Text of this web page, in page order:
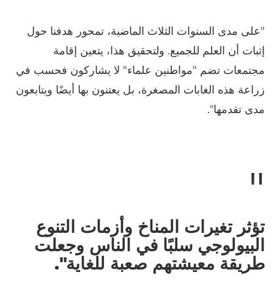
"على مدى السنوات الثلاث الماضية، تمحور هدفنا حول
إثبات أن العلم للجميع. ولتحقيق هذا، يتعين إقامة
مجتمعات تضم "مواطنين علماء" لا يشاركون فحسب في
زراعة هذه الغابات المصغرة، بل يعتنون بها أيضًا ويتابعون
مدى تقدمها".
تؤثر تغيرات المناخ وأزمات التنوع
البيولوجي سلبًا في الناس وجعلت
طريقة معيشتهم صعبة للغاية".